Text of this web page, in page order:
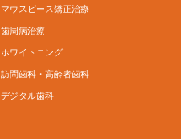
マウスピース矯正治療
歯周病治療
ホワイトニング
訪問歯科・高齢者歯科
デジタル歯科